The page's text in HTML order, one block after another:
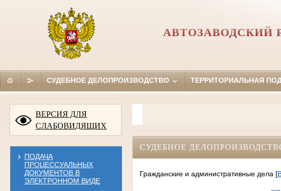
АВТОЗАВОДСКИЙ
СУДЕБНОЕ ДЕЛОПРОИЗВОДСТВО ТЕРРИТОРИАЛЬНАЯ
ВЕРСИЯ ДЛЯ
СЛАБОВИДЯЩИХ
ПОДАЧА
ПРОЦЕССУАЛЬНЫХ
ДОКУМЕНТОВ В
ЭЛЕКТРОННОМ ВИДЕ
СУДЕБНОЕ
Гражданские и административные дела[